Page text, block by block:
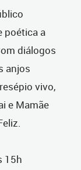
poética a
diálogos
anjos
vivo,
e Mamãe
15h